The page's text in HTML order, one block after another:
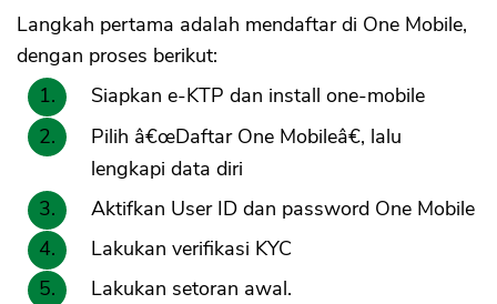
Langkah pertama adalah mendaftar di One Mobile,
dengan proses berikut:
Siapkan e-KTP dan install one-mobile
Pilih â€œDaftar One Mobileâ€, lalu
lengkapi data diri
Aktifkan User ID dan password One Mobile
Lakukan verifikasi KYC
Lakukan setoran awal.